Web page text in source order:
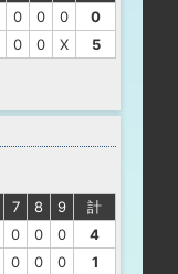
0 0 0
0
0 0 X
5
7 8 9
計
0 0 0
4
0 0 0 1